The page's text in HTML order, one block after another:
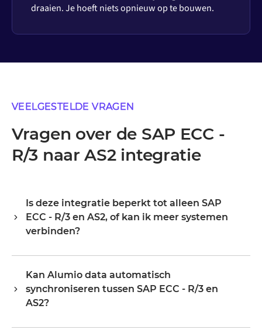
draaien. Je hoeft niets opnieuw op te bouwen.
VEELGESTELDE VRAGEN
Vragen over de SAP ECC -
R/3 naar AS2 integratie
Is deze integratie beperkt tot alleen SAP
ECC - R/3 en AS2, of kan ik meer systemen
verbinden?
verbonden zijn, breid je hetzelfde platform uit naar je
ERP, PIM, WMS, CRM of een ander systeem in je
landschap, waarbij je bestaande configuratie
Organisaties starten doorgaans met één of twee
Kan Alumio data automatisch
synchroniseren tussen SAP ECC - R/3 en
AS2?